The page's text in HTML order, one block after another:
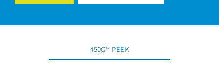
450G™ PEEK